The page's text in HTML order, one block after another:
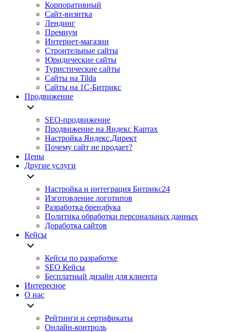
Корпоративный
Сайт-визитка
Лендинг
Премиум
Интернет-магазин
Строительные сайты
Юридические сайты
Туристические сайты
Сайты на Tilda
Сайты на 1С-Битрикс
Продвижение
SEO-продвижение
Продвижение на Яндекс Картах
Настройка Яндекс.Директ
Почему сайт не продает?
Цены
Другие услуги
Настройка и интеграция Битрикс24
Изготовление логотипов
Разработка брендбука
Политика обработки персональных данных
Доработка сайтов
Кейсы
Кейсы по разработке
SEO Кейсы
Бесплатный дизайн для клиента
Интересное
О нас
Рейтинги и сертификаты
Онлайн-контроль